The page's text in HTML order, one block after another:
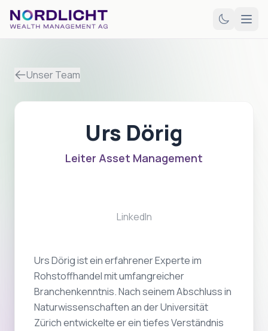
Unser Team
Urs Dörig
Leiter Asset Management
LinkedIn
Urs Dörig ist ein erfahrener Experte im
Rohstoffhandel mit umfangreicher
Branchenkenntnis. Nach seinem Abschluss in
Naturwissenschaften an der Universität
Zürich entwickelte er ein tiefes Verständnis